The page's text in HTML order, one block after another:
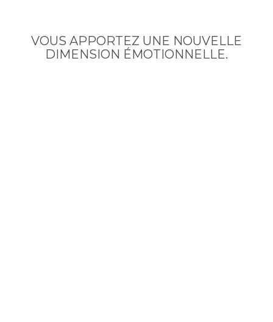
VOUS APPORTEZ UNE NOUVELLE
DIMENSION ÉMOTIONNELLE.